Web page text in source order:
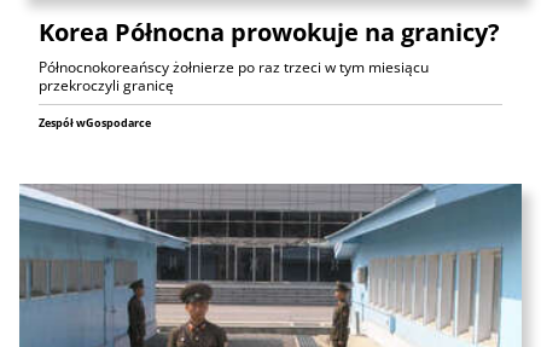
Korea Północna prowokuje na granicy?
Północnokoreańscy żołnierze po raz trzeci w tym miesiącu
przekroczyli granicę
Zespół wGospodarce